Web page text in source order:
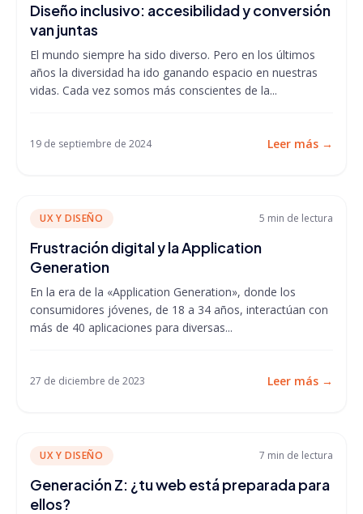
Diseño inclusivo: accesibilidad y conversión
van juntas
El mundo siempre ha sido diverso. Pero en los últimos
años la diversidad ha ido ganando espacio en nuestras
vidas. Cada vez somos más conscientes de la...
19 de septiembre de 2024 Leer más →
UX Y DISEÑO 5 min de lectura
Frustración digital y la Application
Generation
En la era de la «Application Generation», donde los
consumidores jóvenes, de 18 a 34 años, interactúan con
más de 40 aplicaciones para diversas...
27 de diciembre de 2023 Leer más →
UX Y DISEÑO 7 min de lectura
Generación Z: ¿tu web está preparada para
ellos?